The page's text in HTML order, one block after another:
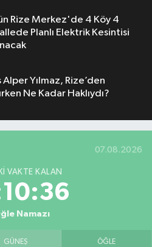
Rize Merkez'de 4 Köy 4
Planlı Elektrik Kesintisi
Alper Yılmaz, Rize’den
Ne Kadar Haklıydı?
07.08.2026
VAKTE KALAN
Namazı
GÜNEŞ ÖĞLE